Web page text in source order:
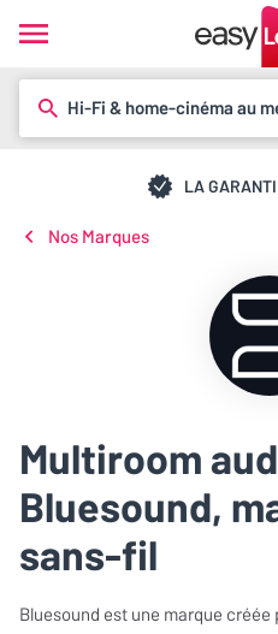
Hi-Fi & home-cinéma au
LA
Nos Marques
Multiroom
Bluesound,
sans-fil
Bluesound est une marque